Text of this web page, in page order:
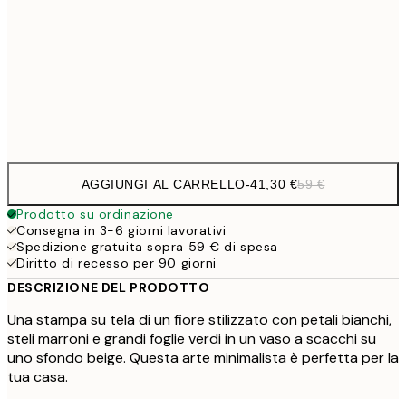
AGGIUNGI AL CARRELLO-41,30 €59 €
Prodotto su ordinazione
Consegna in 3-6 giorni lavorativi
Spedizione gratuita sopra 59 € di spesa
Diritto di recesso per 90 giorni
DESCRIZIONE DEL PRODOTTO
Una stampa su tela di un fiore stilizzato con petali bianchi,
steli marroni e grandi foglie verdi in un vaso a scacchi su
uno sfondo beige. Questa arte minimalista è perfetta per la
tua casa.